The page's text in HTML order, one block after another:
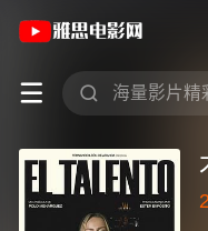
 
《才华》(2025)
很差较差还行推荐